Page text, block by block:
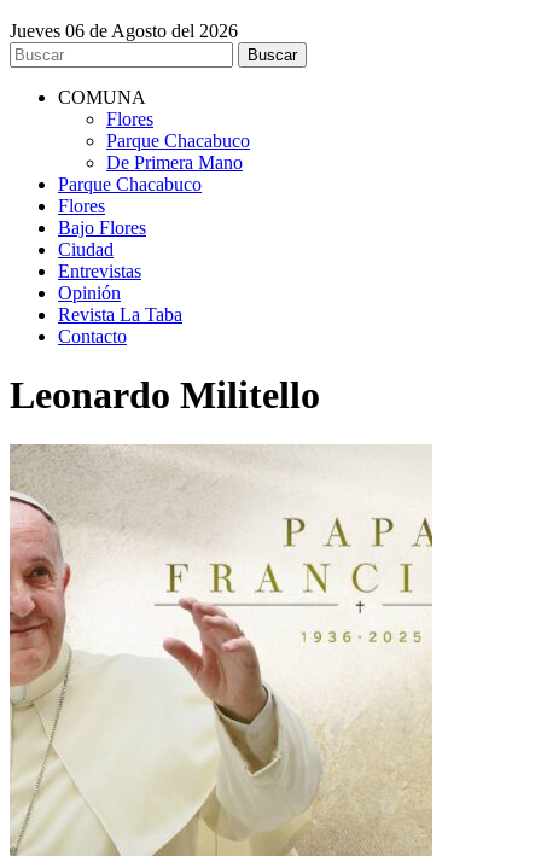
Jueves 06 de Agosto del 2026
COMUNA
Flores
Parque Chacabuco
De Primera Mano
Parque Chacabuco
Flores
Bajo Flores
Ciudad
Entrevistas
Opinión
Revista La Taba
Contacto
Leonardo Militello